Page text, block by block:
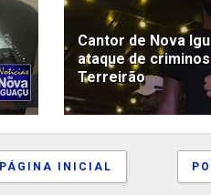
Cantor de Nova
ataque de
Terreirão
PÁGINA INICIAL